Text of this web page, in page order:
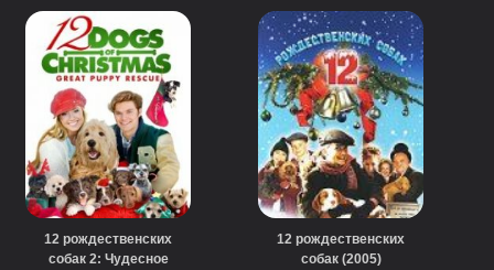
12 рождественских
собак 2: Чудесное
12 рождественских
собак (2005)